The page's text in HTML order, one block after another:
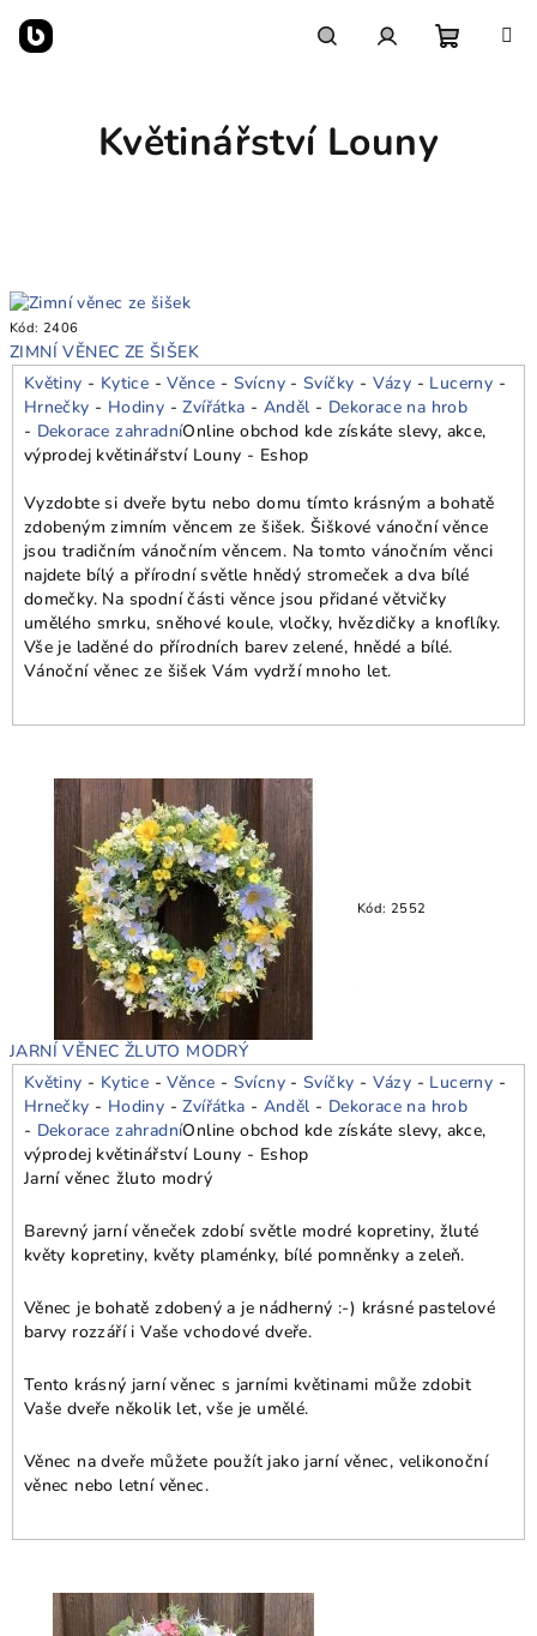
obsah
Květinářství Louny
Kód: 2406
ZIMNÍ VĚNEC ZE ŠIŠEK
Květiny - Kytice -Věnce - Svícny-Svíčky - Vázy - Lucerny -
Hrnečky - Hodiny -Zvířátka - Anděl - Dekorace na hrob
- Dekorace zahradníOnline obchod kde získáte slevy, akce,
výprodej květinářství Louny - Eshop
Vyzdobte si dveře bytu nebo domu tímto krásným a bohatě
zdobeným zimním věncem ze šišek. Šiškové vánoční věnce
jsou tradičním vánočním věncem. Na tomto vánočním věnci
najdete bílý a přírodní světle hnědý stromeček a dva bílé
domečky. Na spodní části věnce jsou přidané větvičky
umělého smrku, sněhové koule, vločky, hvězdičky a knoflíky.
Vše je laděné do přírodních barev zelené, hnědé a bílé.
Vánoční věnec ze šišek Vám vydrží mnoho let.
Kód: 2552
JARNÍ VĚNEC ŽLUTO MODRÝ
Květiny - Kytice -Věnce - Svícny-Svíčky - Vázy - Lucerny -
Hrnečky - Hodiny -Zvířátka - Anděl - Dekorace na hrob
- Dekorace zahradníOnline obchod kde získáte slevy, akce,
výprodej květinářství Louny - Eshop
Jarní věnec žluto modrý
Barevný jarní věneček zdobí světle modré kopretiny, žluté
květy kopretiny, květy plaménky, bílé pomněnky a zeleň.
Věnec je bohatě zdobený a je nádherný :-) krásné pastelové
barvy rozzáří i Vaše vchodové dveře.
Tento krásný jarní věnec s jarními květinami může zdobit
Vaše dveře několik let, vše je umělé.
Věnec na dveře můžete použít jako jarní věnec, velikonoční
věnec nebo letní věnec.